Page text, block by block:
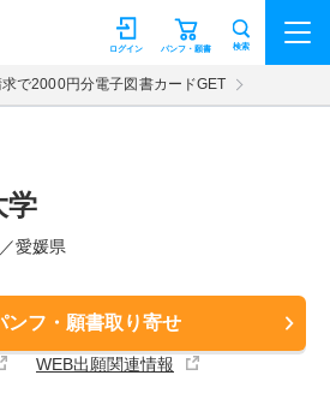
ン パンフ・願書
ログイン 検索
求で2000円分電子図書カードGET
学
愛媛県
ンフ・願書取り寄せ
WEB出願関連情報